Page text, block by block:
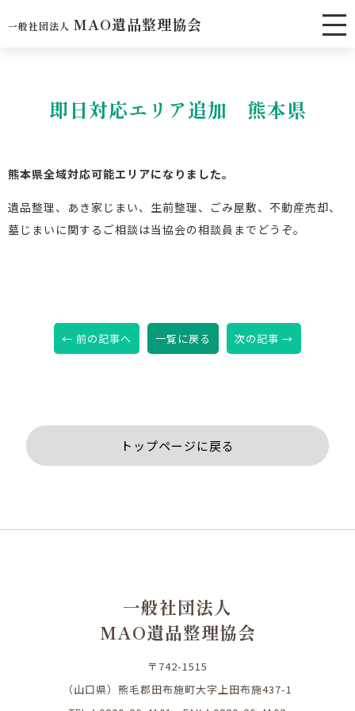
一般社団法人 MAO遺品整理協会
即日対応エリア追加 熊本県
熊本県全域対応可能エリアになりました。
遺品整理、あき家じまい、生前整理、ごみ屋敷、不動産売却、
墓じまいに関するご相談は当協会の相談員までどうぞ。
← 前の記事へ 一覧に戻る 次の記事 →
トップページに戻る
一般社団法人
MAO遺品整理協会
〒742-1515
（山口県）熊毛郡田布施町大字上田布施437-1